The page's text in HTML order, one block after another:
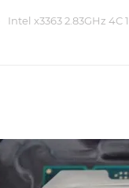
Intel x3363 2.83GHz 4C